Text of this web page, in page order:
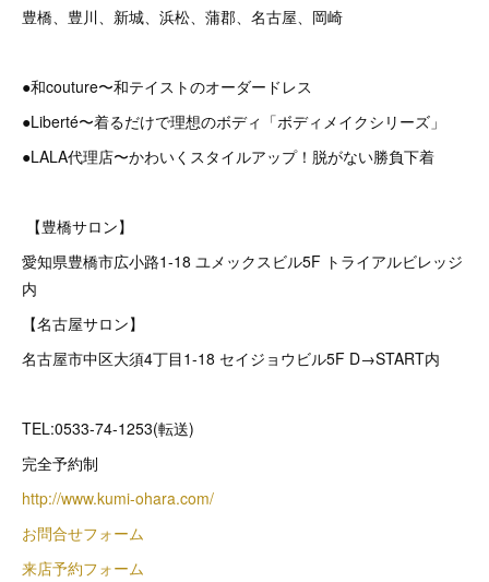
豊橋、豊川、新城、浜松、蒲郡、名古屋、岡崎
●和couture〜和テイストのオーダードレス
●Liberté〜着るだけで理想のボディ「ボディメイクシリーズ」
●LALA代理店〜かわいくスタイルアップ！脱がない勝負下着
【豊橋サロン】
愛知県豊橋市広小路1-18 ユメックスビル5F トライアルビレッジ
内
【名古屋サロン】
名古屋市中区大須4丁目1-18 セイジョウビル5F D→START内
TEL:0533-74-1253(転送)
完全予約制
http://www.kumi-ohara.com/
お問合せフォーム
来店予約フォーム